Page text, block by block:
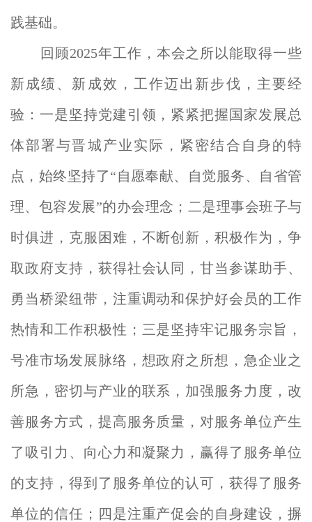
践基础。
回顾2025年工作，本会之所以能取得一些
新成绩、新成效，工作迈出新步伐，主要经
验：一是坚持党建引领， 紧紧把握国家发展总
体部署与晋城产业实际，紧密结合自身的特
点，始终坚持了“自愿奉献、自觉服务、自省管
理、包容发展”的办会理念；二是理事会班子与
时俱进，克服困难，不断创新，积极作为，争
取政府支持，获得社会认同，甘当参谋助手、
勇当桥梁纽带，注重调动和保护好会员的工作
热情和工作积极性；三是坚持牢记服务宗旨，
号准市场发展脉络，想政府之所想，急企业之
所急，密切与产业的联系，加强服务力度，改
善服务方式，提高服务质量，对服务单位产生
了吸引力、向心力和凝聚力，赢得了服务单位
的支持，得到了服务单位的认可，获得了服务
单位的信任；四是注重产促会的自身建设，摒